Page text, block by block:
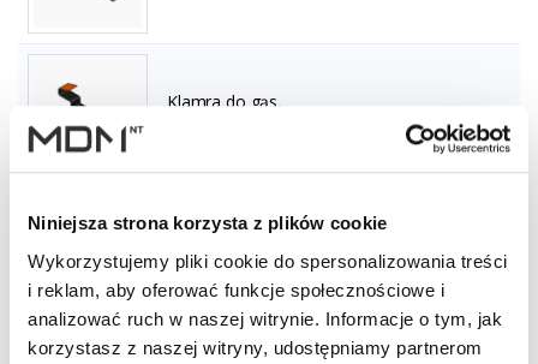
Niniejsza strona korzysta z plików cookie
Wykorzystujemy pliki cookie do spersonalizowania treści
i reklam, aby oferować funkcje społecznościowe i
analizować ruch w naszej witrynie. Informacje o tym, jak
korzystasz z naszej witryny, udostępniamy partnerom
Klamra do gąs.
1.470/26 c.brązowa
szt –